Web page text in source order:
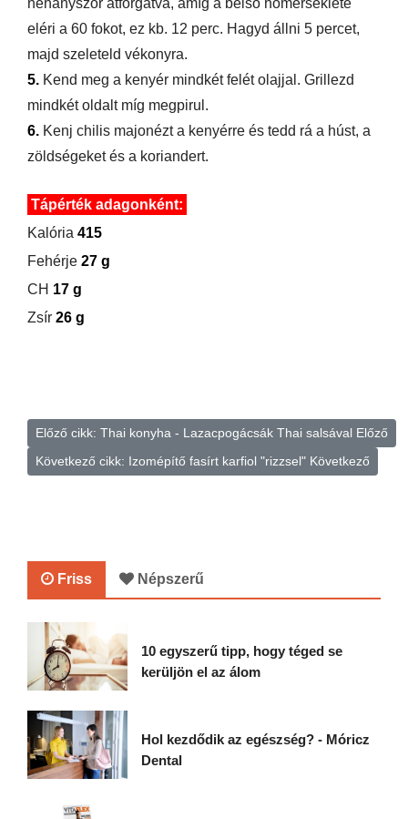
néhányszor átforgatva, amíg a belső hőmérséklete
eléri a 60 fokot, ez kb. 12 perc. Hagyd állni 5 percet,
majd szeleteld vékonyra.
5. Kend meg a kenyér mindkét felét olajjal. Grillezd
mindkét oldalt míg megpirul.
6. Kenj chilis majonézt a kenyérre és tedd rá a húst, a
zöldségeket és a koriandert.
Tápérték adagonként:
Kalória 415
Fehérje 27 g
CH 17 g
Zsír 26 g
Előző cikk: Thai konyha - Lazacpogácsák Thai salsával Előző
Következő cikk: Izomépítő fasírt karfiol "rizzsel" Következő
Friss Népszerű
10 egyszerű tipp, hogy téged se
kerüljön el az álom
Hol kezdődik az egészség? - Móricz
Dental